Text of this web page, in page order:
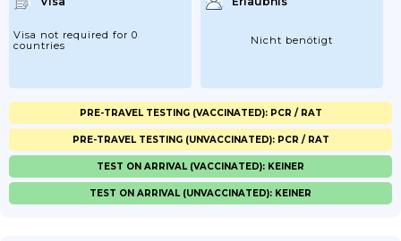
Visa not required for 0
countries
Nicht benötigt
PRE-TRAVEL TESTING (VACCINATED): PCR / RAT
PRE-TRAVEL TESTING (UNVACCINATED): PCR / RAT
TEST ON ARRIVAL (VACCINATED): KEINER
TEST ON ARRIVAL (UNVACCINATED): KEINER